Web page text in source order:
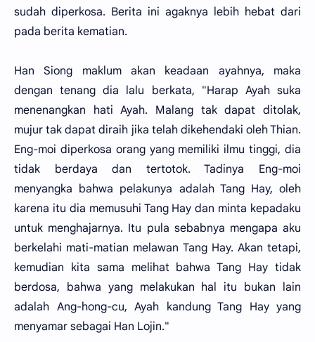
sudah diperkosa. Berita ini agaknya lebih hebat dari
pada berita kematian.
Han Siong maklum akan keadaan ayahnya, maka
dengan tenang dia lalu berkata, "Harap Ayah suka
menenangkan hati Ayah. Malang tak dapat ditolak,
mujur tak dapat diraih jika telah dikehendaki oleh Thian.
Eng-moi diperkosa orang yang memiliki ilmu tinggi, dia
tidak berdaya dan tertotok. Tadinya Eng-moi
menyangka bahwa pelakunya adalah Tang Hay, oleh
karena itu dia memusuhi Tang Hay dan minta kepadaku
untuk menghajarnya. Itu pula sebabnya mengapa aku
berkelahi mati-matian melawan Tang Hay. Akan tetapi,
kemudian kita sama melihat bahwa Tang Hay tidak
berdosa, bahwa yang melakukan hal itu bukan lain
adalah Ang-hong-cu, Ayah kandung Tang Hay yang
menyamar sebagai Han Lojin."